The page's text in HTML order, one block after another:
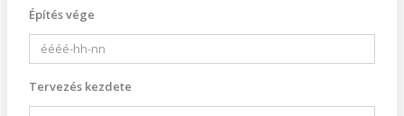
Építés vége
Tervezés kezdete